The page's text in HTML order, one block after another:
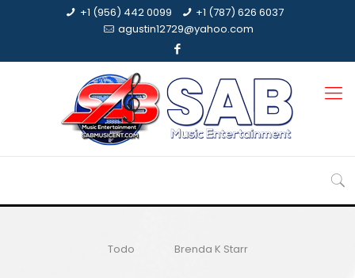
+1 (956) 442 0099
+1 (787) 626 6037
agustin12729@yahoo.com
Todo Brenda K Starr